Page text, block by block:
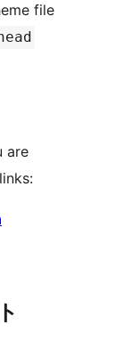
file
are